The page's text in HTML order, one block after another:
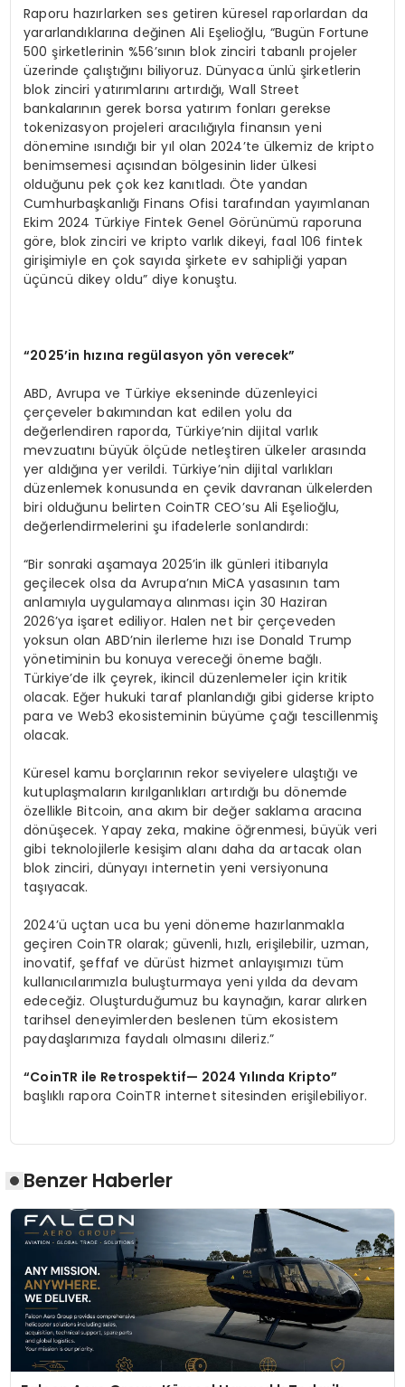
Raporu hazırlarken ses getiren küresel raporlardan da
yararlandıklarına değinen Ali Eşelioğlu, “Bugün Fortune
500 şirketlerinin %56’sının blok zinciri tabanlı projeler
üzerinde çalıştığını biliyoruz. Dünyaca ünlü şirketlerin
blok zinciri yatırımlarını artırdığı, Wall Street
bankalarının gerek borsa yatırım fonları gerekse
tokenizasyon projeleri aracılığıyla finansın yeni
dönemine ısındığı bir yıl olan 2024’te ülkemiz de kripto
benimsemesi açısından bölgesinin lider ülkesi
olduğunu pek çok kez kanıtladı. Öte yandan
Cumhurbaşkanlığı Finans Ofisi tarafından yayımlanan
Ekim 2024 Türkiye Fintek Genel Görünümü raporuna
göre, blok zinciri ve kripto varlık dikeyi, faal 106 fintek
girişimiyle en çok sayıda şirkete ev sahipliği yapan
üçüncü dikey oldu” diye konuştu.
“2025’in hızına regülasyon yön verecek”
ABD, Avrupa ve Türkiye ekseninde düzenleyici
çerçeveler bakımından kat edilen yolu da
değerlendiren raporda, Türkiye’nin dijital varlık
mevzuatını büyük ölçüde netleştiren ülkeler arasında
yer aldığına yer verildi. Türkiye’nin dijital varlıkları
düzenlemek konusunda en çevik davranan ülkelerden
biri olduğunu belirten CoinTR CEO’su Ali Eşelioğlu,
değerlendirmelerini şu ifadelerle sonlandırdı:
“Bir sonraki aşamaya 2025’in ilk günleri itibarıyla
geçilecek olsa da Avrupa’nın MiCA yasasının tam
anlamıyla uygulamaya alınması için 30 Haziran
2026’ya işaret ediliyor. Halen net bir çerçeveden
yoksun olan ABD’nin ilerleme hızı ise Donald Trump
yönetiminin bu konuya vereceği öneme bağlı.
Türkiye’de ilk çeyrek, ikincil düzenlemeler için kritik
olacak. Eğer hukuki taraf planlandığı gibi giderse kripto
para ve Web3 ekosisteminin büyüme çağı tescillenmiş
olacak.
Küresel kamu borçlarının rekor seviyelere ulaştığı ve
kutuplaşmaların kırılganlıkları artırdığı bu dönemde
özellikle Bitcoin, ana akım bir değer saklama aracına
dönüşecek. Yapay zeka, makine öğrenmesi, büyük veri
gibi teknolojilerle kesişim alanı daha da artacak olan
blok zinciri, dünyayı internetin yeni versiyonuna
taşıyacak.
2024’ü uçtan uca bu yeni döneme hazırlanmakla
geçiren CoinTR olarak; güvenli, hızlı, erişilebilir, uzman,
inovatif, şeffaf ve dürüst hizmet anlayışımızı tüm
kullanıcılarımızla buluşturmaya yeni yılda da devam
edeceğiz. Oluşturduğumuz bu kaynağın, karar alırken
tarihsel deneyimlerden beslenen tüm ekosistem
paydaşlarımıza faydalı olmasını dileriz.”
“CoinTR ile Retrospektif— 2024 Yılında Kripto”
başlıklı rapora CoinTR internet sitesinden erişilebiliyor.
Benzer Haberler